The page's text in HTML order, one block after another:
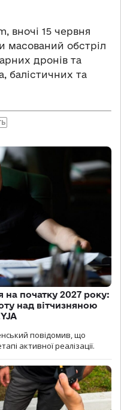
вночі 15 червня
масований обстріл
дронів та
балістичних та
на початку 2027 року:
над вітчизняною
повідомив, що
активної реалізації.